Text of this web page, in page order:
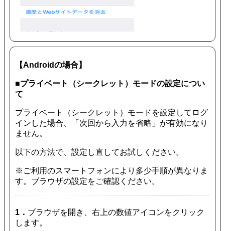
【Androidの場合】
■プライベート（シークレット）モードの設定につい
て
プライベート（シークレット）モードを設定してログ
インした場合、「次回から入力を省略」が有効になり
ません。
以下の方法で、設定し直してお試しください。
※ご利用のスマートフォンにより多少手順が異なりま
す。ブラウザの設定をご確認ください。
1． ブラウザを開き、右上の数値アイコンをクリック
します。